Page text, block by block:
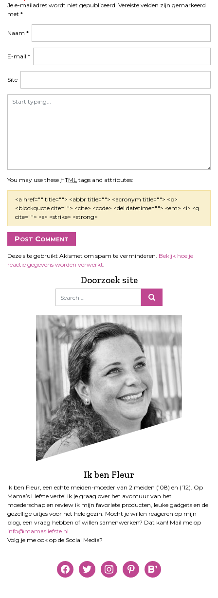
i
g
a
e
Je e-mailadres wordt niet gepubliceerd. Vereiste velden zijn gemarkeerd
met *
You may use these HTML tags and attributes:
<a href="" title=""> <abbr title=""> <acronym title=""> <b>
<blockquote cite=""> <cite> <code> <del datetime=""> <em> <i> <q
cite=""> <s> <strike> <strong>
Naam *
E-mail *
Site
Deze site gebruikt Akismet om spam te verminderen. Bekijk hoe je
reactie gegevens worden verwerkt.
Doorzoek site
Ik ben Fleur
Ik ben Fleur, een echte meiden-moeder van 2 meiden (’08) en (’12). Op
Mama’s Liefste vertel ik je graag over het avontuur van het
moederschap en review ik mijn favoriete producten, leuke gadgets en de
gezellige uitjes voor het hele gezin. Mocht je willen reageren op mijn
blog, een vraag hebben of willen samenwerken? Dat kan! Mail me op
info@mamasliefste.nl.
Volg je me ook op de Social Media?
facebooktwitter instagrampinterestbloglovin